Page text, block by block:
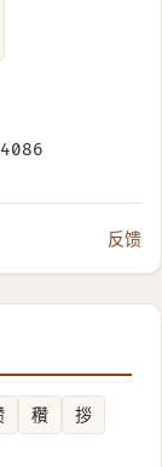
反馈
穳
拶